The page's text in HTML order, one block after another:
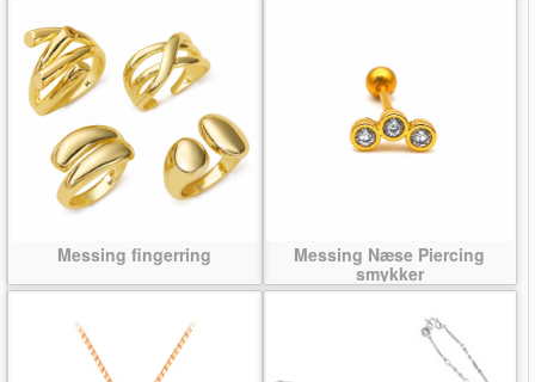
Messing fingerring
Messing Næse Piercing
smykker